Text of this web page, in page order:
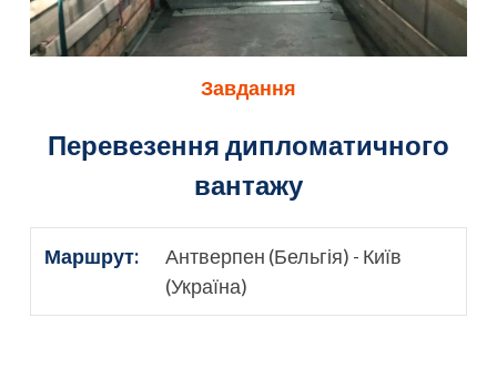
Завдання
Перевезення дипломатичного
вантажу
Маршрут:
Антверпен (Бельгія) - Київ
(Україна)